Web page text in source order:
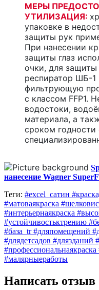
МЕРЫ
УТИЛИЗАЦИЯ:
упаковке в
защиты рук
При нанесении
защиты глаз
очки, для
респиратор ШБ-1
фильтрующую
с классом FFP1.
водостоки,
материала, а
сроком годности
нанесение Wagner
Теги: #excel_сатин
#матоваякраска
#интерьернаякраска
#устойчивостьктрению
#база_tr #дляпомещений
#длядетсадов #длязданий
#малярныеработы
Написать отзыв